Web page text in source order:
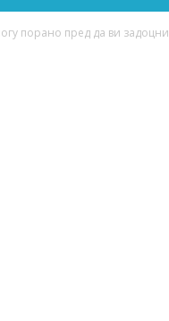
порано пред да ви задоцни